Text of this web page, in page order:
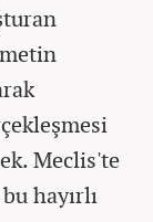
Meclis'te
hayırlı